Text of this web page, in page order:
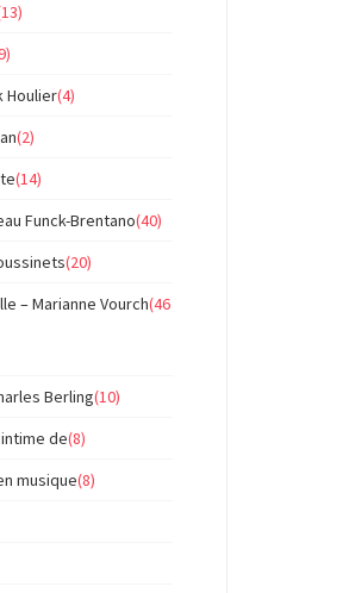
Houlier(4)
(2)
(14)
Funck-Brentano(40)
(20)
– Marianne Vourch(46
Berling(10)
de(8)
musique(8)